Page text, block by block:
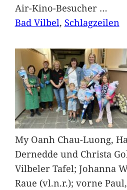
Air-Kino-Besucher …
Bad Vilbel, Schlagzeilen
My Oanh Chau-Luong,
Dernedde und Christa
Vilbeler Tafel; Johanna
Raue (vl.n.r.); vorne